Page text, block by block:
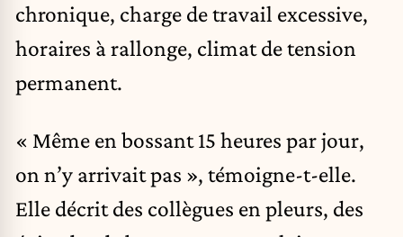
chronique, charge de travail excessive,
horaires à rallonge, climat de tension
permanent.
« Même en bossant 15 heures par jour,
on n’y arrivait pas », témoigne-t-elle.
Elle décrit des collègues en pleurs, des